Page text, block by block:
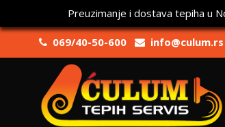
Preuzimanje i dostava tepiha u
069/40-50-600 info@culum.rs